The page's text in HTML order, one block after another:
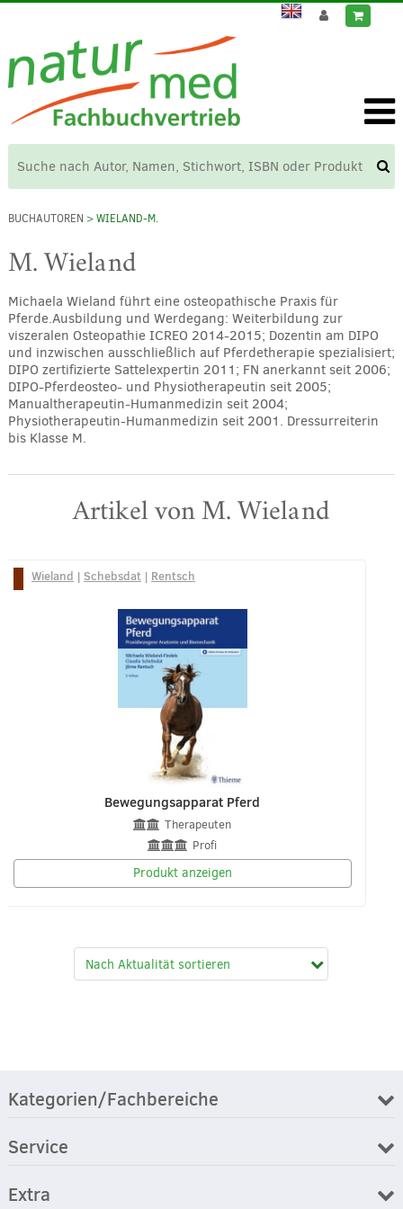
BUCHAUTOREN > WIELAND-M.
M. Wieland
Michaela Wieland führt eine osteopathische Praxis für
Pferde.Ausbildung und Werdegang: Weiterbildung zur
viszeralen Osteopathie ICREO 2014-2015; Dozentin am DIPO
und inzwischen ausschließlich auf Pferdetherapie spezialisiert;
DIPO zertifizierte Sattelexpertin 2011; FN anerkannt seit 2006;
DIPO-Pferdeosteo- und Physiotherapeutin seit 2005;
Manualtherapeutin-Humanmedizin seit 2004;
Physiotherapeutin-Humanmedizin seit 2001. Dressurreiterin
bis Klasse M.
Artikel von M. Wieland
Wieland | Schebsdat| Rentsch
Bewegungsapparat Pferd
Therapeuten
Profi
Produkt anzeigen
Kategorien/Fachbereiche
Service
Extra